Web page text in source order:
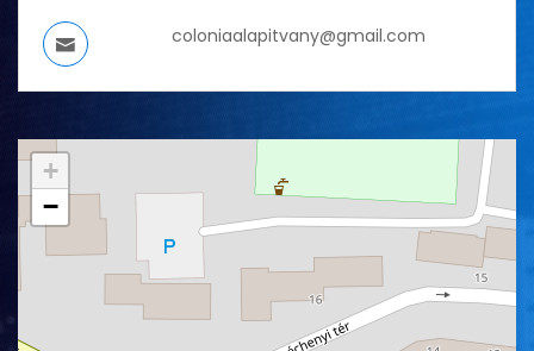
coloniaalapitvany@gmail.com
+
−